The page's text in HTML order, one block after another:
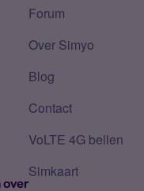
over
Forum
Over Simyo
Blog
Contact
VoLTE 4G bellen
Simkaart